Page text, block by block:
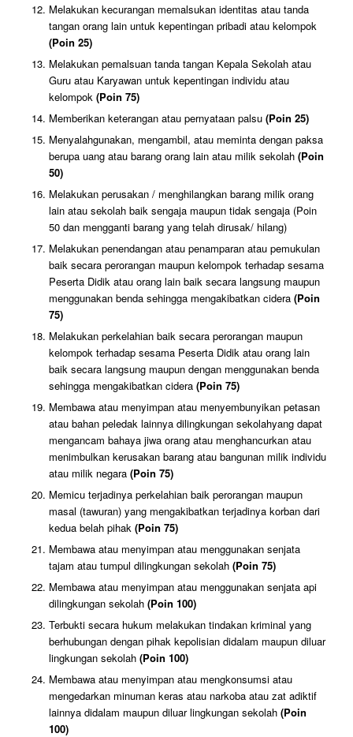
Melakukan kecurangan memalsukan identitas atau tanda
tangan orang lain untuk kepentingan pribadi atau kelompok
(Poin 25)
Melakukan pemalsuan tanda tangan Kepala Sekolah atau
Guru atau Karyawan untuk kepentingan individu atau
kelompok (Poin 75)
Memberikan keterangan atau pernyataan palsu (Poin 25)
Menyalahgunakan, mengambil, atau meminta dengan paksa
berupa uang atau barang orang lain atau milik sekolah (Poin
50)
Melakukan perusakan / menghilangkan barang milik orang
lain atau sekolah baik sengaja maupun tidak sengaja (Poin
50 dan mengganti barang yang telah dirusak/ hilang)
Melakukan penendangan atau penamparan atau pemukulan
baik secara perorangan maupun kelompok terhadap sesama
Peserta Didik atau orang lain baik secara langsung maupun
menggunakan benda sehingga mengakibatkan cidera (Poin
75)
Melakukan perkelahian baik secara perorangan maupun
kelompok terhadap sesama Peserta Didik atau orang lain
baik secara langsung maupun dengan menggunakan benda
sehingga mengakibatkan cidera (Poin 75)
Membawa atau menyimpan atau menyembunyikan petasan
atau bahan peledak lainnya dilingkungan sekolahyang dapat
mengancam bahaya jiwa orang atau menghancurkan atau
menimbulkan kerusakan barang atau bangunan milik individu
atau milik negara (Poin 75)
Memicu terjadinya perkelahian baik perorangan maupun
masal (tawuran) yang mengakibatkan terjadinya korban dari
kedua belah pihak (Poin 75)
Membawa atau menyimpan atau menggunakan senjata
tajam atau tumpul dilingkungan sekolah (Poin 75)
Membawa atau menyimpan atau menggunakan senjata api
dilingkungan sekolah (Poin 100)
Terbukti secara hukum melakukan tindakan kriminal yang
berhubungan dengan pihak kepolisian didalam maupun diluar
lingkungan sekolah (Poin 100)
Membawa atau menyimpan atau mengkonsumsi atau
mengedarkan minuman keras atau narkoba atau zat adiktif
lainnya didalam maupun diluar lingkungan sekolah (Poin
100)